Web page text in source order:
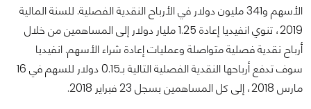
الأسهم و341 مليون دولار في الأرباح النقدية الفصلية. للسنة المالية
2019، تنوي انفيديا إعادة 1.25 مليار دولار إلى المساهمين من خلال
أرباح نقدية فصلية متواصلة وعمليات إعادة شراء الأسهم. انفيديا
سوف تدفع أرباحها النقدية الفصلية التالية بـ0.15 دولار للسهم في 16
مارس 2018، إلى كل المساهمين بسجل 23 فبراير 2018.